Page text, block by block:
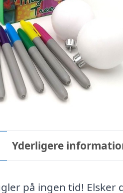
Yderligere
på ingen tid!